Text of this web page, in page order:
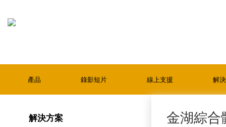
產品 錄影短片 線上支援 解
解決方案 金湖綜合